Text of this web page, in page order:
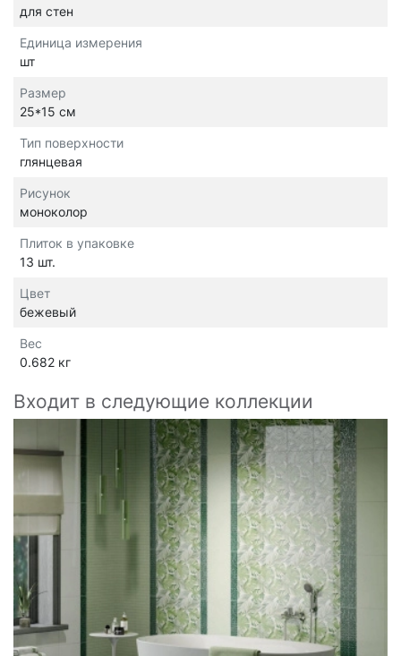
для стен
Единица измерения
шт
Размер
25*15 см
Тип поверхности
глянцевая
Рисунок
моноколор
Плиток в упаковке
13 шт.
Цвет
бежевый
Вес
0.682 кг
Входит в следующие коллекции